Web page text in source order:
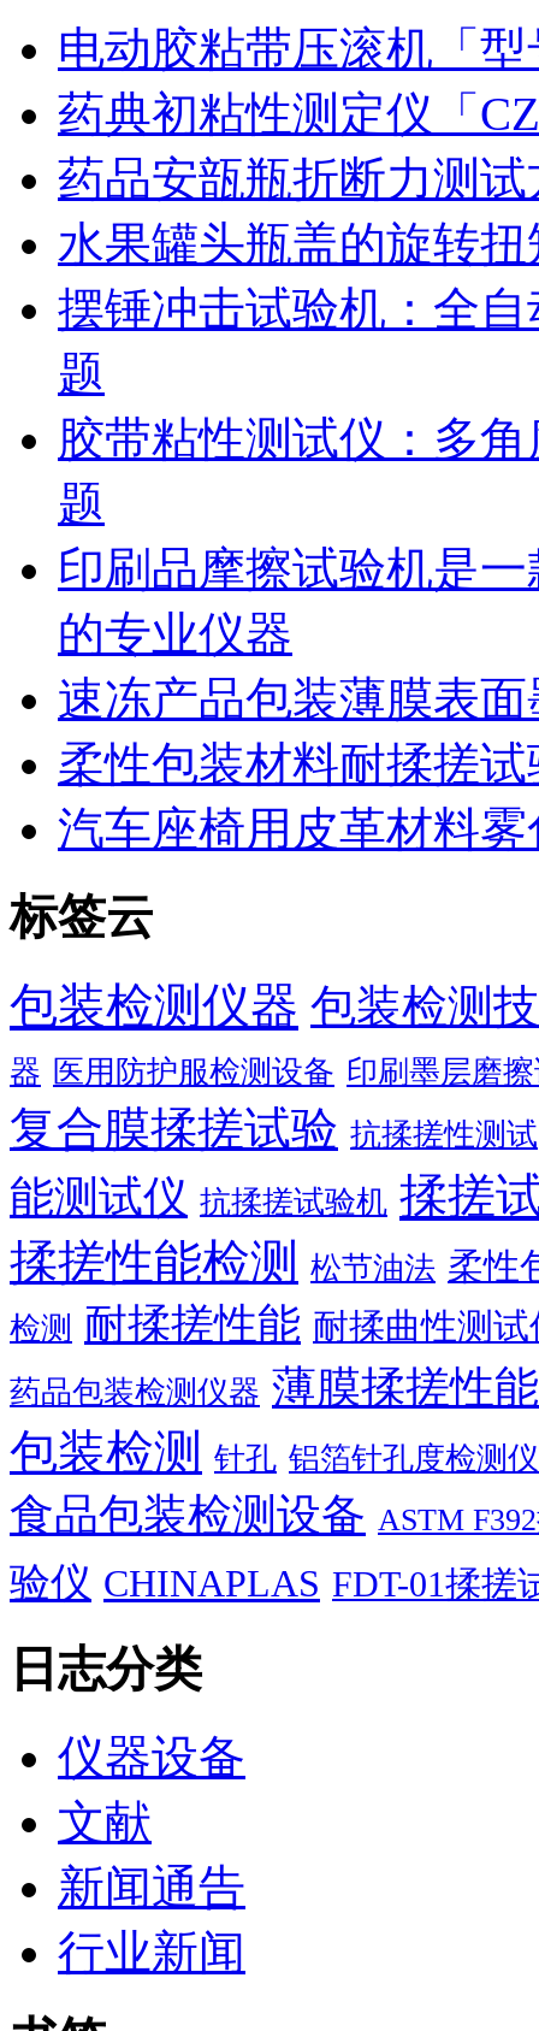
电动胶粘带压滚机「
药典初粘性测定仪「
药品安瓿瓶折断力测
水果罐头瓶盖的旋转
摆锤冲击试验机：全
题
胶带粘性测试仪：多
题
印刷品摩擦试验机是
的专业仪器
速冻产品包装薄膜表
柔性包装材料耐揉搓
汽车座椅用皮革材料
标签云
包装检测仪器 包装检测
器 医用防护服检测设备 印刷墨层磨
复合膜揉搓试验 抗揉搓性测试
能测试仪 抗揉搓试验机 揉搓
揉搓性能检测
松节油法 柔性
检测 耐揉搓性能 耐揉曲性测试
药品包装检测仪器 薄膜揉搓性
包装检测 针孔 铝箔针孔度检测
食品包装检测设备 ASTM
验仪 CHINAPLAS FDT-01揉搓
日志分类
仪器设备
文献
新闻通告
行业新闻